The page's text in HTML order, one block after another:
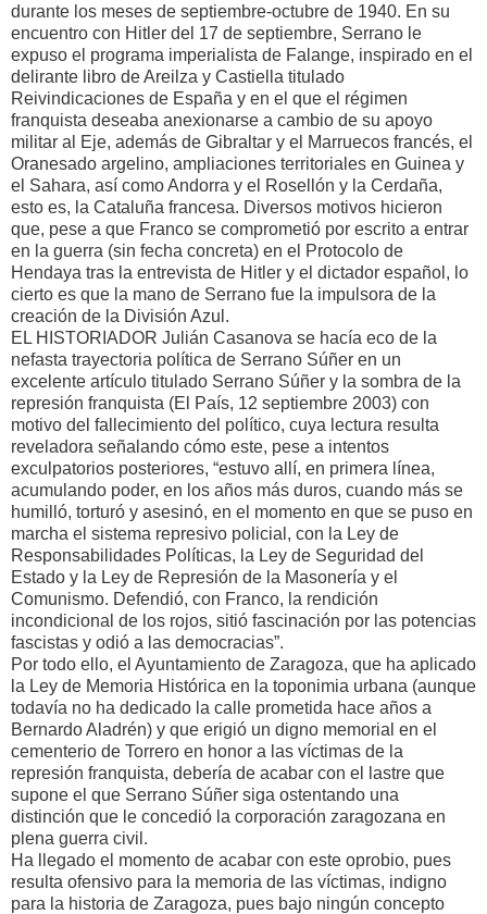
durante los meses de septiembre-octubre de 1940. En su
encuentro con Hitler del 17 de septiembre, Serrano le
expuso el programa imperialista de Falange, inspirado en el
delirante libro de Areilza y Castiella titulado
Reivindicaciones de España y en el que el régimen
franquista deseaba anexionarse a cambio de su apoyo
militar al Eje, además de Gibraltar y el Marruecos francés, el
Oranesado argelino, ampliaciones territoriales en Guinea y
el Sahara, así como Andorra y el Rosellón y la Cerdaña,
esto es, la Cataluña francesa. Diversos motivos hicieron
que, pese a que Franco se comprometió por escrito a entrar
en la guerra (sin fecha concreta) en el Protocolo de
Hendaya tras la entrevista de Hitler y el dictador español, lo
cierto es que la mano de Serrano fue la impulsora de la
creación de la División Azul.
EL HISTORIADOR Julián Casanova se hacía eco de la
nefasta trayectoria política de Serrano Súñer en un
excelente artículo titulado Serrano Súñer y la sombra de la
represión franquista (El País, 12 septiembre 2003) con
motivo del fallecimiento del político, cuya lectura resulta
reveladora señalando cómo este, pese a intentos
exculpatorios posteriores, “estuvo allí, en primera línea,
acumulando poder, en los años más duros, cuando más se
humilló, torturó y asesinó, en el momento en que se puso en
marcha el sistema represivo policial, con la Ley de
Responsabilidades Políticas, la Ley de Seguridad del
Estado y la Ley de Represión de la Masonería y el
Comunismo. Defendió, con Franco, la rendición
incondicional de los rojos, sitió fascinación por las potencias
fascistas y odió a las democracias”.
Por todo ello, el Ayuntamiento de Zaragoza, que ha aplicado
la Ley de Memoria Histórica en la toponimia urbana (aunque
todavía no ha dedicado la calle prometida hace años a
Bernardo Aladrén) y que erigió un digno memorial en el
cementerio de Torrero en honor a las víctimas de la
represión franquista, debería de acabar con el lastre que
supone el que Serrano Súñer siga ostentando una
distinción que le concedió la corporación zaragozana en
plena guerra civil.
Ha llegado el momento de acabar con este oprobio, pues
resulta ofensivo para la memoria de las víctimas, indigno
para la historia de Zaragoza, pues bajo ningún concepto